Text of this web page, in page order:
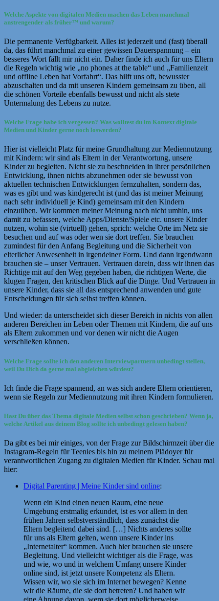
Welche Aspekte von digitalen Medien machen das Leben manchmal
anstrengender als früher™ und warum?
Die permanente Verfügbarkeit. Alles ist jederzeit und (fast) überall
da, das führt manchmal zu einer gewissen Dauerspannung – ein
besseres Wort fällt mir nicht ein. Daher finde ich auch für uns Eltern
die Regeln wichtig wie „no phones at the table“ und „Familienzeit
und offline Leben hat Vorfahrt“. Das hilft uns oft, bewusster
abzuschalten und da mit unseren Kindern gemeinsam zu üben, all
die schönen Vorteile ebenfalls bewusst und nicht als stete
Untermalung des Lebens zu nutze.
Welche Frage habe ich vergessen? Was wolltest du im Kontext digitale
Medien und Kinder gerne noch loswerden?
Hier ist vielleicht Platz für meine Grundhaltung zur Mediennutzung
mit Kindern: wir sind als Eltern in der Verantwortung, unsere
Kinder zu begleiten. Nicht sie zu beschneiden in ihrer persönlichen
Entwicklung, ihnen nichts abzunehmen oder sie bewusst von
aktuellen technischen Entwicklungen fernzuhalten, sondern das,
was es gibt und was kindgerecht ist (und das ist meiner Meinung
nach sehr individuell je Kind) gemeinsam mit den Kindern
einzuüben. Wir kommen meiner Meinung nach nicht umhin, uns
damit zu befassen, welche Apps/Dienste/Spiele etc. unsere Kinder
nutzen, wohin sie (virtuell) gehen, sprich: welche Orte im Netz sie
besuchen und auf was oder wen sie dort treffen. Sie brauchen
zumindest für den Anfang Begleitung und die Sicherheit von
elterlicher Anwesenheit in irgendeiner Form. Und dann irgendwann
brauchen sie – unser Vertrauen. Vertrauen darein, dass wir ihnen das
Richtige mit auf den Weg gegeben haben, die richtigen Werte, die
klugen Fragen, den kritischen Blick auf die Dinge. Und Vertrauen in
unsere Kinder, dass sie all das entsprechend anwenden und gute
Entscheidungen für sich selbst treffen können.
Und wieder: da unterscheidet sich dieser Bereich in nichts von allen
anderen Bereichen im Leben oder Themen mit Kindern, die auf uns
als Eltern zukommen und vor denen wir nicht die Augen
verschließen können.
Welche Frage sollte ich den anderen Interviewpartnern unbedingt stellen,
weil Du Dich da gerne mal abgleichen würdest?
Ich finde die Frage spannend, an was sich andere Eltern orientieren,
wenn sie Regeln zur Mediennutzung mit ihren Kindern formulieren.
Hast Du über das Thema digitale Medien selbst schon geschrieben? Wenn ja,
welche Artikel aus deinem Blog sollte ich unbedingt gelesen haben?
Da gibt es bei mir einiges, von der Frage zur Bildschirmzeit über die
Instagram-Regeln für Teenies bis hin zu meinem Plädoyer für
verantwortlichen Zugang zu digitalen Medien für Kinder. Schau mal
hier:
Digital Parenting | Meine Kinder sind online:
Wenn ein Kind einen neuen Raum, eine neue
Umgebung erstmalig erkundet, ist es vor allem in den
frühen Jahren selbstverständlich, dass zunächst die
Eltern begleitend dabei sind. […] Nichts anderes sollte
für uns als Eltern gelten, wenn unsere Kinder ins
„Internetalter“ kommen. Auch hier brauchen sie unsere
Begleitung. Und vielleicht wichtiger als die Frage, was
und wie, wo und in welchem Umfang unsere Kinder
online sind, ist jetzt unsere Kompetenz als Eltern.
Wissen wir, wo sie sich im Internet bewegen? Kenne
wir die Räume, die sie dort betreten? Und haben wir